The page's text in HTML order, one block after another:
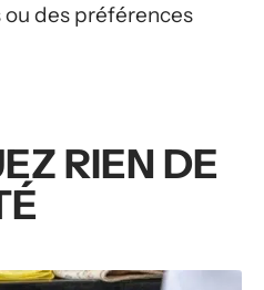
des préférences
RIEN DE